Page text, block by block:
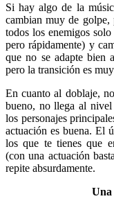
Si hay algo de la
cambian muy de golpe,
todos los enemigos
pero rápidamente) y
que no se adapte bien
pero la transición es
En cuanto al doblaje,
bueno, no llega al
los personajes
actuación es buena. El
los que te tienes que
(con una actuación
repite absurdamente.
Una